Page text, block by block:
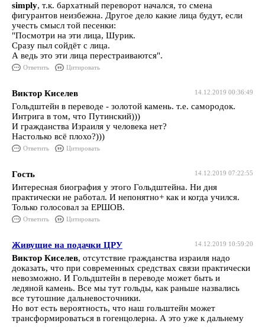
simply, т.к. бархатный переворот начался, то смена
фигурантов неизбежна. Другое дело какие лица будут, если
учесть смысл той песенки:
"Посмотри на эти лица, Шурик.
Сразу пыл сойдёт с лица.
А ведь это эти лица перестраиваются".
Ответить Цитировать
14.12.2019 00:36:49
Виктор Киселев
Гольдштейн в переводе - золотой камень. т.е. самородок.
Интрига в том, что Путинский)))
И гражданства Израиля у человека нет?
Настолько всё плохо?)))
Ответить Цитировать
14.12.2019 07:22:55
Гость
Интересная биография у этого Гольдштейна. Ни дня
практически не работал. И непонятно+ как и когда учился.
Только голосовал за ЕРШОВ.
Ответить Цитировать
14.12.2019 10:59:20
Живущие на подачки ЦРУ
Виктор Киселев, отсутствие гражданства израиля надо
доказать, что при современных средствах связи практически
невозможно. И Гольдштейн в переводе может быть и
ледяной камень. Все мы тут гольды, как раньше назвались
все тутошние дальневосточники.
Но вот есть вероятность, что наш гольштейн может
трансформироваться в гогенцолерна. А это уже к дальнему